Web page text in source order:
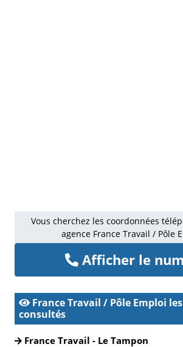
Vous cherchez les coordonnées
agence France Travail / Pôle
Afficher le
France Travail / Pôle Emploi
consultés
France Travail - Le Tampon